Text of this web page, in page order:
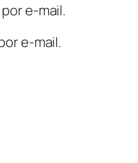
e-mail.
e-mail.